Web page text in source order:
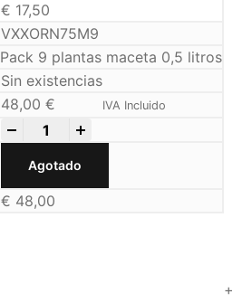
€ 17,50
VXXORN75M9
Pack 9 plantas maceta 0,5 litros
Sin existencias
48,00€ IVA Incluido
Agotado
€ 48,00